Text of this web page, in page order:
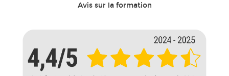
Avis sur la formation